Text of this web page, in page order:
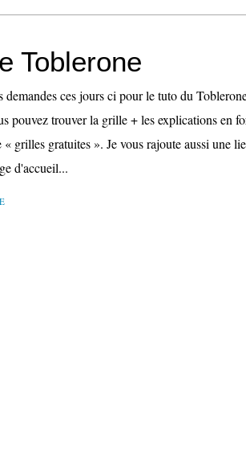
Toblerone
demandes ces jours ci pour le tuto du
pouvez trouver la grille + les explications en
grilles gratuites ». Je vous rajoute aussi une
d'accueil...